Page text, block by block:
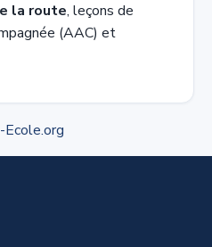
la route, leçons de
(AAC) et